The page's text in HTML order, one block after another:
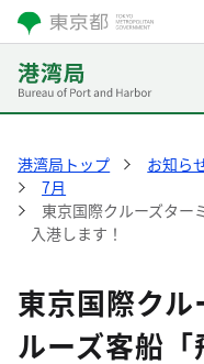
港湾局トップ お知ら
7月
東京国際クルーズタ
入港します！
東京国際ク
ルーズ客船